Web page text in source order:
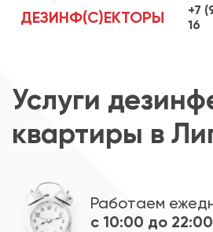
ДЕЗИНФ(С)ЕКТОРЫ
+7
16
Услуги
квартиры в
Работаем
с 10:00 до 22:00